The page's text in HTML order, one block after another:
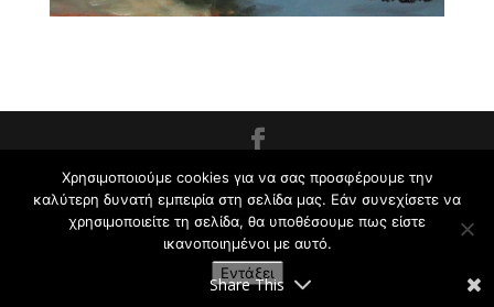
Εργαστήρι Ζωγραφικής για Παιδιά και Ενήλικες
Κρυωνάς Σ. | 2009-2021
Share This
Χρησιμοποιούμε cookies για να σας προσφέρουμε την
καλύτερη δυνατή εμπειρία στη σελίδα μας. Εάν συνεχίσετε να
χρησιμοποιείτε τη σελίδα, θα υποθέσουμε πως είστε
ικανοποιημένοι με αυτό.
Εντάξει